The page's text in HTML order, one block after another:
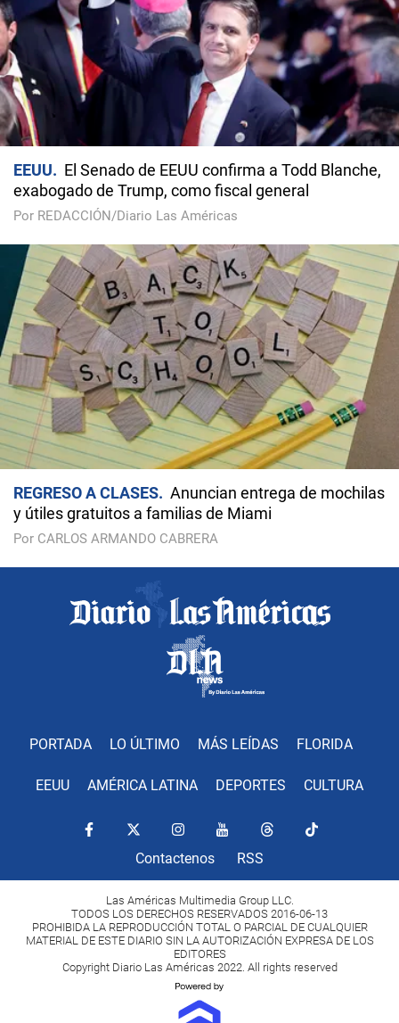
EEUU
El Senado de EEUU confirma a Todd Blanche,
exabogado de Trump, como fiscal general
Por REDACCIÓN/Diario Las Américas
REGRESO A CLASES
Anuncian entrega de mochilas
y útiles gratuitos a familias de Miami
Por CARLOS ARMANDO CABRERA
PORTADA LO ÚLTIMO MÁS LEÍDAS FLORIDA
EEUU AMÉRICA LATINA DEPORTES CULTURA
Contactenos RSS
Las Américas Multimedia Group LLC.
TODOS LOS DERECHOS RESERVADOS 2016-06-13
PROHIBIDA LA REPRODUCCIÓN TOTAL O PARCIAL DE CUALQUIER
MATERIAL DE ESTE DIARIO SIN LA AUTORIZACIÓN EXPRESA DE LOS
EDITORES
Copyright Diario Las Américas 2022. All rights reserved